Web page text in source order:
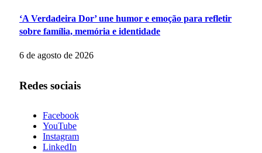
‘A Verdadeira Dor’ une humor e emoção para refletir
sobre família, memória e identidade
6 de agosto de 2026
Redes sociais
Facebook
YouTube
Instagram
LinkedIn